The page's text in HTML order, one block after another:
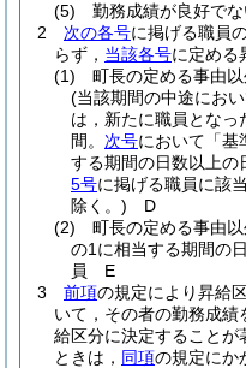
(5)
勤務成績が良好で
2
次の各号に掲げる職員
らず， 当該各号に定める
(1)
町長の定める事由
(当該期間の中途にお
は，新たに職員となっ
間。 次号において「基
する期間の日数以上の
5号に掲げる職員に該
除く。) D
(2)
町長の定める事由
の1に相当する期間の
員 E
3
前項の規定により昇給
いて，その者の勤務成
給区分に決定することが
ときは， 同項の規定にか